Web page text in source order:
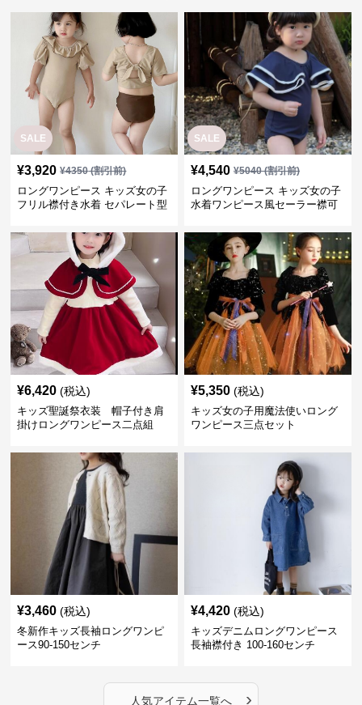
SALE
¥3,920 ¥4350(割引前)
ロングワンピース キッズ女の子
フリル襟付き水着 セパレート型
SALE
¥4,540 ¥5040(割引前)
ロングワンピース キッズ女の子
水着ワンピース風セーラー襟可
¥6,420 (税込)
キッズ聖誕祭衣装 帽子付き肩
掛けロングワンピース二点組
¥5,350 (税込)
キッズ女の子用魔法使いロング
ワンピース三点セット
¥3,460 (税込)
冬新作キッズ長袖ロングワンピ
ース90-150センチ
¥4,420 (税込)
キッズデニムロングワンピース
長袖襟付き 100-160センチ
人気アイテム一覧へ ›